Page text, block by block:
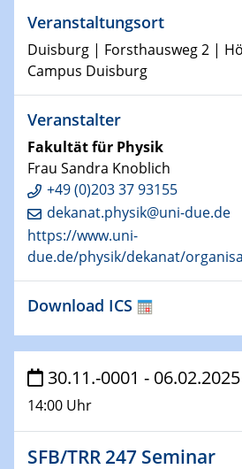
interfaces
22.01.2025
HyMission Short Talks
Physikalisches Kolloquium
Decoding mRNA translation:
experimental approaches to
expression
29.01.2025
30.01.2025
WIN & CENIDE Seminar
MATURE
Talk Prof. Erwin Reisner
Veranstaltungsort
Duisburg | Forsthausweg 2 |
Campus Duisburg
Veranstalter
Fakultät für Physik
Frau Sandra Knoblich
+49 (0)203 37 93155
dekanat.physik@uni-due.de
https://www.uni-
due.de/physik/dekanat/
Download ICS
30.11.-0001 - 06.02.2025
14:00 Uhr
SFB/TRR 247 Seminar